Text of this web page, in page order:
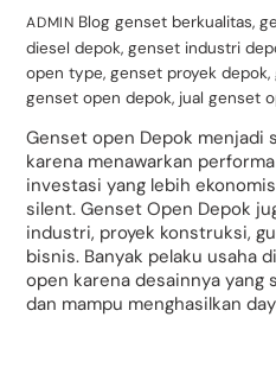
ADMIN Blog genset berkualitas,
diesel depok,genset industri
open type,genset proyek depok,
genset open depok, jual genset
Genset open Depok menjadi
karena menawarkan
investasi yang lebih
silent. Genset Open Depok
industri, proyek konstruksi,
bisnis. Banyak pelaku usaha
open karena desainnya yang
dan mampu menghasilkan